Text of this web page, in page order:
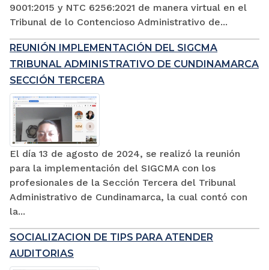
9001:2015 y NTC 6256:2021 de manera virtual en el
Tribunal de lo Contencioso Administrativo de...
REUNIÓN IMPLEMENTACIÓN DEL SIGCMA
TRIBUNAL ADMINISTRATIVO DE CUNDINAMARCA
SECCIÓN TERCERA
El día 13 de agosto de 2024, se realizó la reunión
para la implementación del SIGCMA con los
profesionales de la Sección Tercera del Tribunal
Administrativo de Cundinamarca, la cual contó con
la...
SOCIALIZACION DE TIPS PARA ATENDER
AUDITORIAS